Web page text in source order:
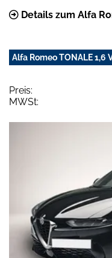
Details zum Alfa
Alfa Romeo TONALE 1,6
Preis:
MWSt: